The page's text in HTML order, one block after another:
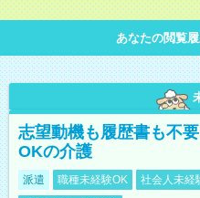
あなたの閲覧
志望動機も履歴書も不
OKの介護
派遣 職種未経験OK 社会人未経